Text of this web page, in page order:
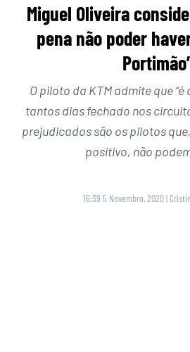
Miguel Oliveira
pena não poder
O piloto da KTM admite que
tantos dias fechado nos
prejudicados são os pilotos
positivo, não
16:39 5 Novembro, 2020|